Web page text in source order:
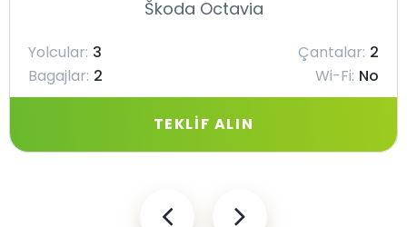
Škoda Octavia
Yolcular: 3 Çantalar: 2
Bagajlar: 2 Wi-Fi: No
TEKLIF ALIN